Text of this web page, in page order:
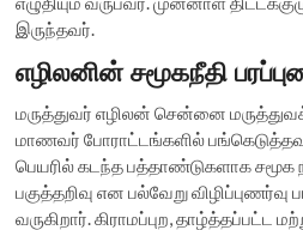
இருந்தவர்.
எழிலனின் சமூகநீதி
மருத்துவர் எழிலன் சென்னை
மாணவர் போராட்டங்களில்
பெயரில் கடந்த பத்தாண்டுகளாக சமூக
பகுத்தறிவு என பல்வேறு
வருகிறார். கிராமப்புற, தாழ்த்தப்பட்ட